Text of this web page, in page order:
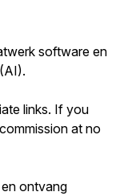
software en
links. If you
at no
en ontvang